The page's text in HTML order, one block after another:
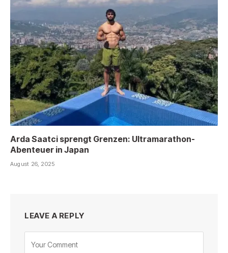
Arda Saatci sprengt Grenzen: Ultramarathon-
Abenteuer in Japan
August 26, 2025
LEAVE A REPLY